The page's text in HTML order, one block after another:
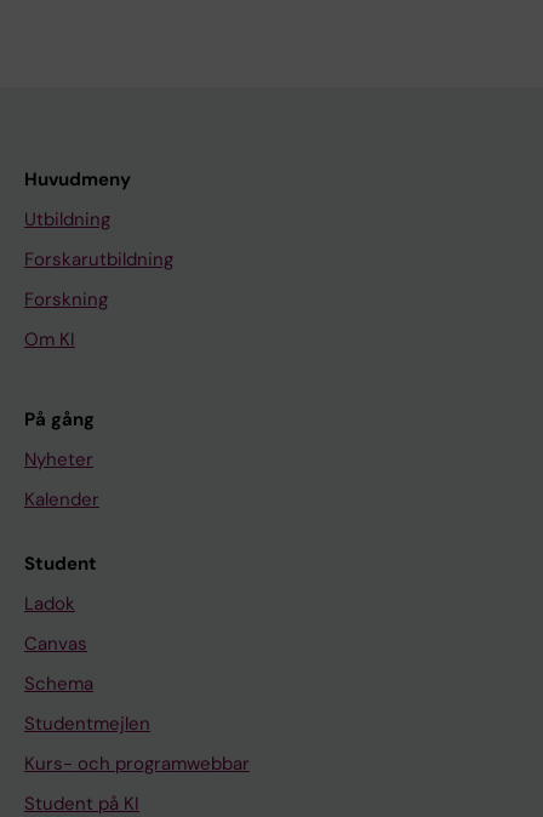
Huvudmeny
Utbildning
Forskarutbildning
Forskning
Om KI
På gång
Nyheter
Kalender
Student
Ladok
Canvas
Schema
Studentmejlen
Kurs- och programwebbar
Student på KI